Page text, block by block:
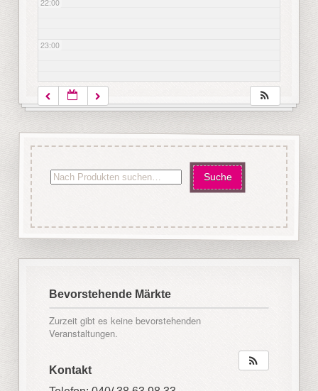
22:00
23:00
Bevorstehende Märkte
Zurzeit gibt es keine bevorstehenden
Veranstaltungen.
Kontakt